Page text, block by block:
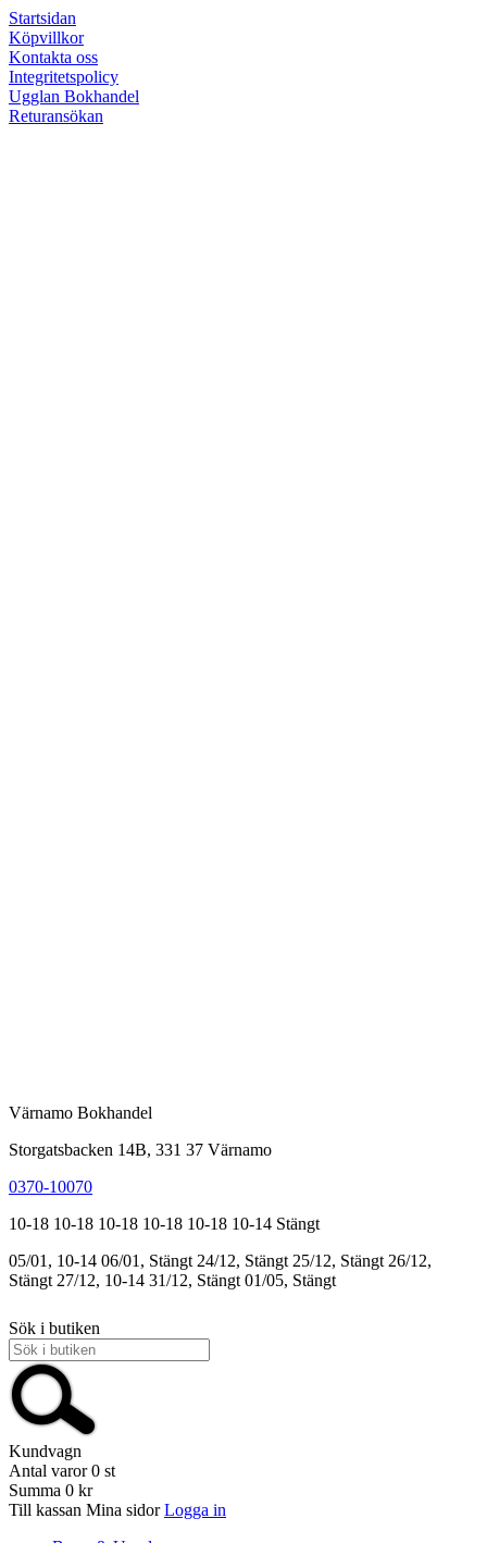
Startsidan
Köpvillkor
Kontakta oss
Integritetspolicy
Ugglan Bokhandel
Returansökan
Värnamo Bokhandel
Storgatsbacken 14B, 331 37 Värnamo
0370-10070
10-18 10-18 10-18 10-18 10-18 10-14 Stängt
05/01, 10-14 06/01, Stängt 24/12, Stängt 25/12, Stängt 26/12,
Stängt 27/12, 10-14 31/12, Stängt 01/05, Stängt
Sök i butiken
Kundvagn
Antal varor 0 st
Summa 0 kr
Till kassan Mina sidor Logga in